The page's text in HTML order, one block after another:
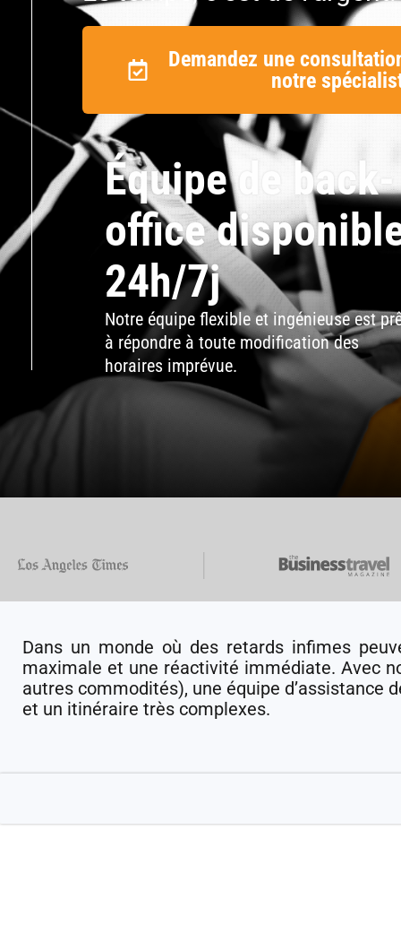
|
|
|
Demandez une
notre
Équipe de back-
office
24h/7j
Notre équipe flexible et ingénieuse est
à répondre à toute modification des
horaires imprévue.
Dans un monde où des retards infimes
maximale et une réactivité immédiate. Avec
autres commodités), une équipe d’assistance
et un itinéraire très complexes.